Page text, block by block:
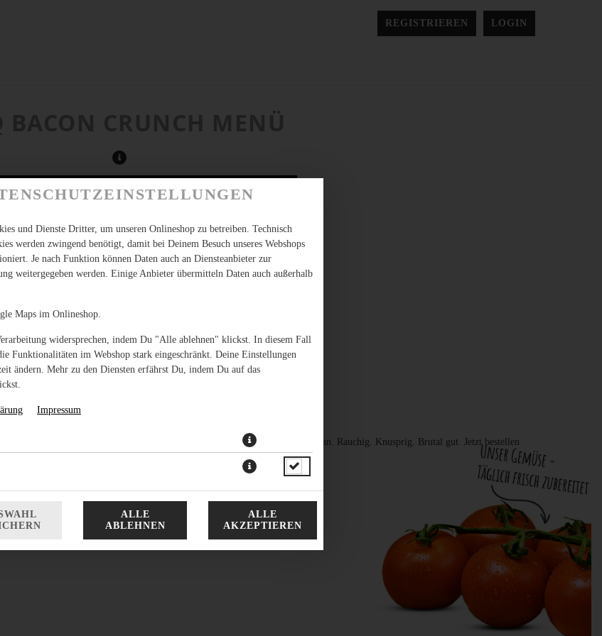
REGISTRIEREN LOGIN
Sauce, Röstzwiebeln, frischem Salat und Tomaten im goldenen Brioche-Bun. Rauchig. Knusprig. Brutal gut. Jetzt bestellen
18,99 € *
* Die Preise können nach Auswahl des Stores variieren.
und Dienste Dritter, um unseren Onlineshop zu betreiben. Technisch
werden zwingend benötigt, damit bei Deinem Besuch unseres Webshops
Je nach Funktion können Daten auch an Diensteanbieter zur
weitergegeben werden. Einige Anbieter übermitteln Daten auch außerhalb
Maps im Onlineshop.
widersprechen, indem Du "Alle ablehnen" klickst. In diesem Fall
Funktionalitäten im Webshop stark eingeschränkt. Deine Einstellungen
ändern. Mehr zu den Diensten erfährst Du, indem Du auf das
Impressum
ALLE
ABLEHNEN
ALLE
AKZEPTIEREN